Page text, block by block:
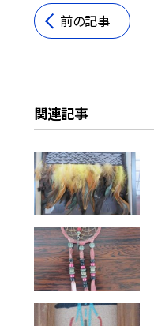
前の記事
関連記事